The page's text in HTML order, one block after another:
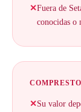
✕Fuera de
conocidas o
✕Su valor